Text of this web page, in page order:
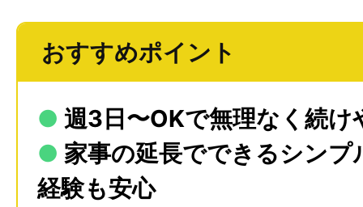
おすすめポイント
● 週3⽇〜OKで無理なく続け
● 家事の延⻑でできるシンプ
経験も安心